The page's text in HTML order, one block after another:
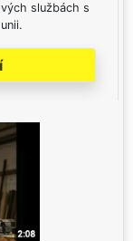
službách s